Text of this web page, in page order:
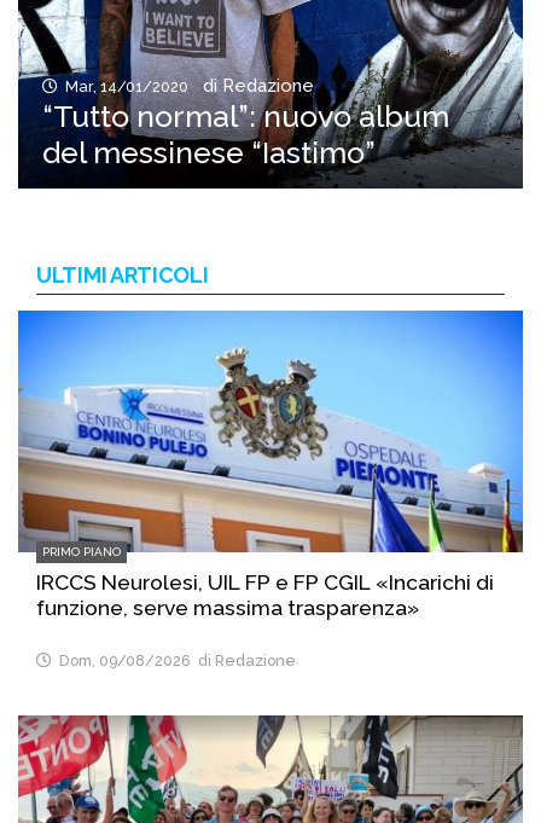
Mar, 14/01/2020 di Redazione
“Tutto normal”: nuovo album
del messinese “Iastimo”
ULTIMI ARTICOLI
PRIMO PIANO
IRCCS Neurolesi, UIL FP e FP CGIL «Incarichi di
funzione, serve massima trasparenza»
Dom, 09/08/2026 di Redazione